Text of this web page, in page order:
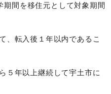
間を移住元として対象期間
、転入後１年以内であるこ
５年以上継続して宇土市に